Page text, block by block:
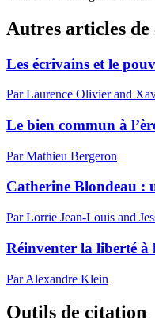
Autres articles de
Les écrivains et le
Par Laurence Olivier and
Le bien commun à
Par Mathieu Bergeron
Catherine Blondeau :
Par Lorrie Jean-Louis and
Réinventer la liberté à
Par Alexandre Klein
Outils de citation